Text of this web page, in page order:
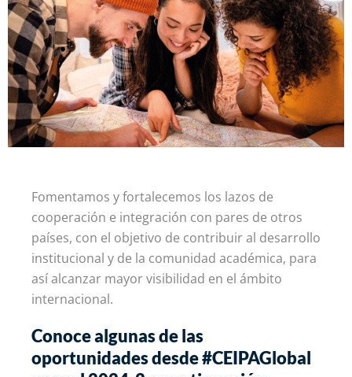
Fomentamos y fortalecemos los lazos de
cooperación e integración con pares de otros
países, con el objetivo de contribuir al desarrollo
institucional y de la comunidad académica, para
así alcanzar mayor visibilidad en el ámbito
internacional.
Conoce algunas de las
oportunidades desde #CEIPAGlobal